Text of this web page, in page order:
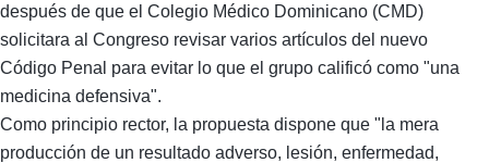
después de que el Colegio Médico Dominicano (CMD)
solicitara al Congreso revisar varios artículos del nuevo
Código Penal para evitar lo que el grupo calificó como "una
medicina defensiva".
Como principio rector, la propuesta dispone que "la mera
producción de un resultado adverso, lesión, enfermedad,